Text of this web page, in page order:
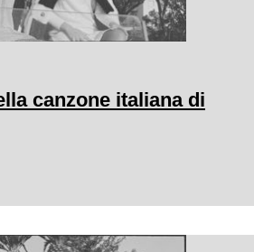
canzone italiana di